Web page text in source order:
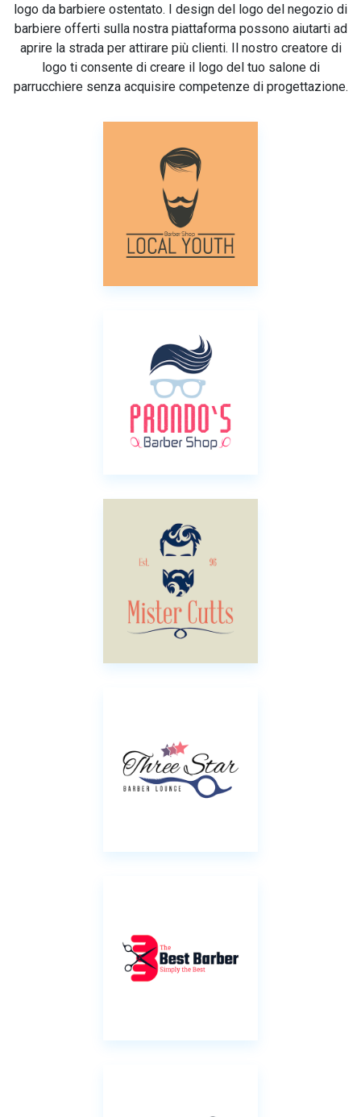
logo da barbiere ostentato. I design del logo del negozio di
barbiere offerti sulla nostra piattaforma possono aiutarti ad
aprire la strada per attirare più clienti. Il nostro creatore di
logo ti consente di creare il logo del tuo salone di
parrucchiere senza acquisire competenze di progettazione.